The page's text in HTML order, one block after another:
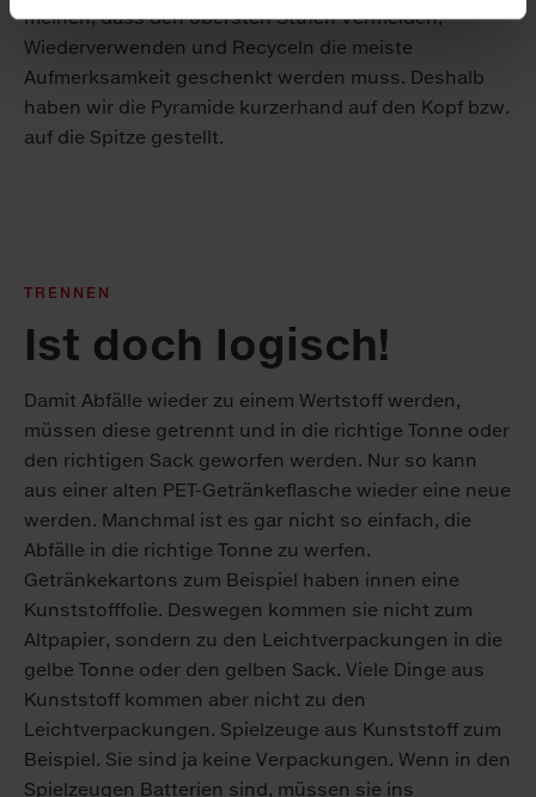
meinen, dass den obersten Stufen Vermeiden,
Wiederverwenden und Recyceln die meiste
Aufmerksamkeit geschenkt werden muss. Deshalb
haben wir die Pyramide kurzerhand auf den Kopf bzw.
auf die Spitze gestellt.
TRENNEN
Ist doch logisch!
Damit Abfälle wieder zu einem Wertstoff werden,
müssen diese getrennt und in die richtige Tonne oder
den richtigen Sack geworfen werden. Nur so kann
aus einer alten PET-Getränkeflasche wieder eine neue
werden. Manchmal ist es gar nicht so einfach, die
Abfälle in die richtige Tonne zu werfen.
Getränkekartons zum Beispiel haben innen eine
Kunststofffolie. Deswegen kommen sie nicht zum
Altpapier, sondern zu den Leichtverpackungen in die
gelbe Tonne oder den gelben Sack. Viele Dinge aus
Kunststoff kommen aber nicht zu den
Leichtverpackungen. Spielzeuge aus Kunststoff zum
Beispiel. Sie sind ja keine Verpackungen. Wenn in den
Spielzeugen Batterien sind, müssen sie ins